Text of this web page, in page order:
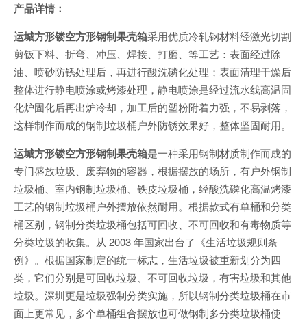
产品详情：
运城方形镂空方形钢制果壳箱采用优质冷轧钢材料经激光切割
剪钣下料、折弯、冲压、焊接、打磨、等工艺：表面经过除
油、喷砂防锈处理后，再进行酸洗磷化处理；表面清理干燥后
整体进行静电喷涂或烤漆处理，静电喷涂是经过流水线高温固
化炉固化后再出炉冷却，加工后的塑粉附着力强，不易剥落，
这样制作而成的钢制垃圾桶户外防锈效果好，整体坚固耐用。
运城方形镂空方形钢制果壳箱是一种采用钢制材质制作而成的
专门盛放垃圾、废弃物的容器，根据摆放的场所，有户外钢制
垃圾桶、室内钢制垃圾桶、铁皮垃圾桶，经酸洗磷化高温烤漆
工艺的钢制垃圾桶户外摆放依然耐用。根据款式有单桶和分类
桶区别，钢制分类垃圾桶包括可回收、不可回收和有毒物质等
分类垃圾的收集。从 2003 年国家出台了《生活垃圾规则条
例》。根据国家制定的统一标志，生活垃圾被重新划分为四
类，它们分别是可回收垃圾、不可回收垃圾，有害垃圾和其他
垃圾。深圳更是垃圾强制分类实施，所以钢制分类垃圾桶在市
面上更常见，多个单桶组合摆放也可做钢制多分类垃圾桶使